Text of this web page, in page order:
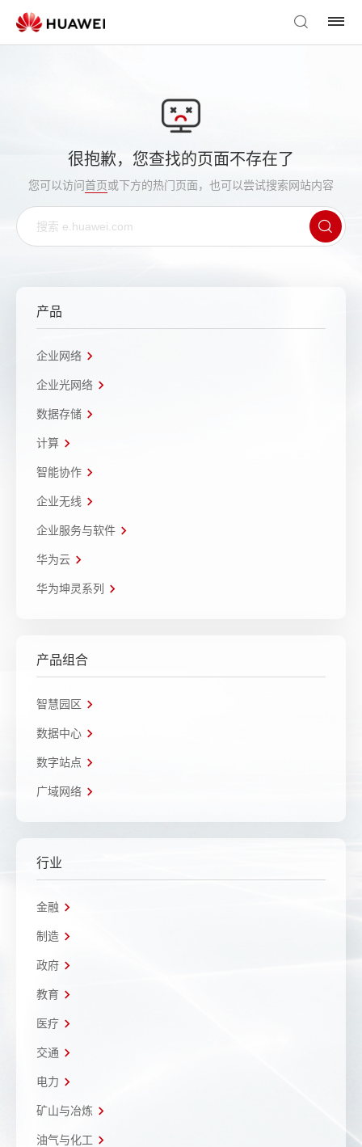
很抱歉，您查找的页面不存在了
您可以访问首页或下方的热门页面，也可以尝试搜索网站内容
产品
企业网络
企业光网络
数据存储
计算
智能协作
企业无线
企业服务与软件
华为云
华为坤灵系列
产品组合
智慧园区
数据中心
数字站点
广域网络
行业
金融
制造
政府
教育
医疗
交通
电力
矿山与冶炼
油气与化工